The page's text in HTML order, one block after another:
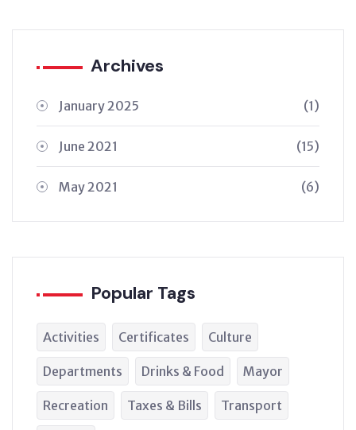
Archives
January 2025 (1)
June 2021 (15)
May 2021 (6)
Popular Tags
Activities Certificates Culture
Departments Drinks & Food Mayor
Recreation Taxes & Bills Transport